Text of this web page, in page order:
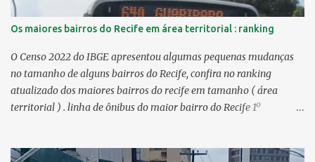
Os maiores bairros do Recife em área territorial : ranking
O Censo 2022 do IBGE apresentou algumas pequenas mudanças
no tamanho de alguns bairros do Recife, confira no ranking
atualizado dos maiores bairros do recife em tamanho ( área
territorial ) . linha de ônibus do maior bairro do Recife 1º
Curado 7,98 km² 5º Boa Viagem 7,76 km² > no Censo 2010 : 7,53